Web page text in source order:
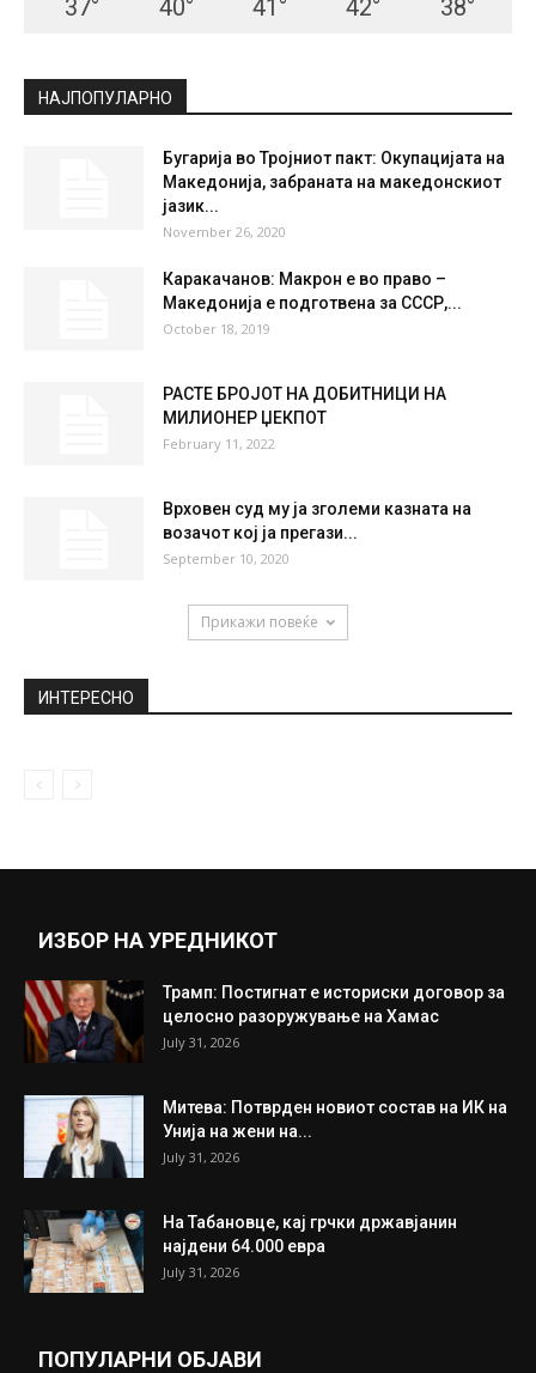
37° 40° 41 ° 42° 38°
НАЈПОПУЛАРНО
Бугарија во Тројниот пакт: Окупацијата на
Македонија, забраната на македонскиот
јазик...
November 26, 2020
Каракачанов: Макрон е во право –
Македонија е подготвена за СССР,...
October 18, 2019
РАСТЕ БРОЈОТ НА ДОБИТНИЦИ НА
МИЛИОНЕР ЏЕКПОТ
February 11, 2022
Врховен суд му ја зголеми казната на
возачот кој ја прегази...
September 10, 2020
Прикажи повеќе
ИНТЕРЕСНО
ИЗБОР НА УРЕДНИКОТ
Трамп: Постигнат е историски договор за
целосно разоружување на Хамас
July 31, 2026
Митева: Потврден новиот состав на ИК на
Унија на жени на...
July 31, 2026
На Табановце, кај грчки државјанин
најдени 64.000 евра
July 31, 2026
ПОПУЛАРНИ ОБЈАВИ